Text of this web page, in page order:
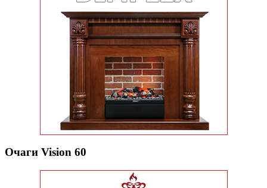
Очаги Vision 60